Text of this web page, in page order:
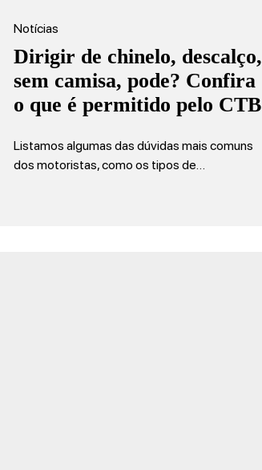
Notícias
Dirigir de chinelo, descalço,
sem camisa, pode? Confira
o que é permitido pelo CTB
Listamos algumas das dúvidas mais comuns
dos motoristas, como os tipos de…